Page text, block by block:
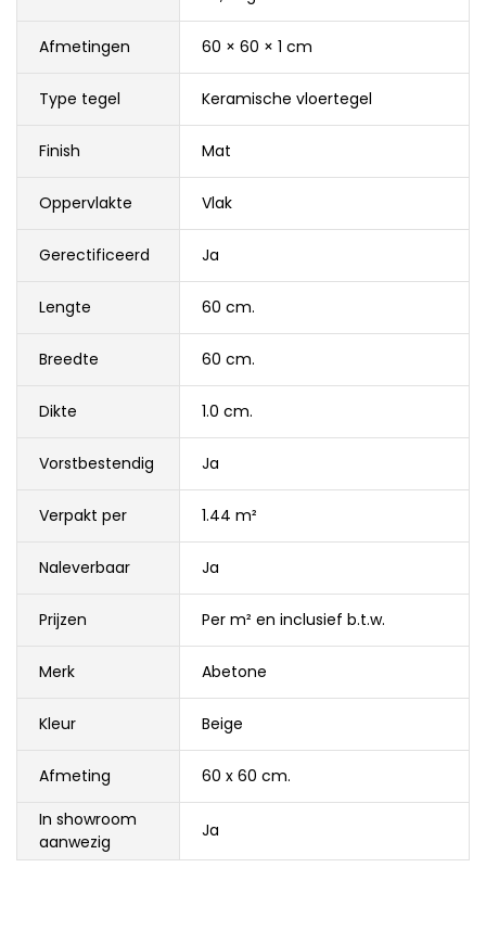
Afmetingen 60 × 60 × 1 cm
Type tegel Keramische vloertegel
Finish Mat
Oppervlakte Vlak
Gerectificeerd Ja
Lengte 60 cm.
Breedte 60 cm.
Dikte 1.0 cm.
Vorstbestendig Ja
Verpakt per 1.44 m²
Naleverbaar Ja
Prijzen Per m² en inclusief b.t.w.
Merk Abetone
Kleur Beige
Afmeting
60 x 60 cm.
In showroom
aanwezig
Ja